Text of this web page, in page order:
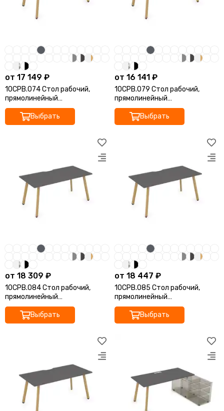
от 17 149 ₽
10СРВ.074 Стол рабочий,
прямолинейный
(1600*700*750)
Выбрать
от 16 141 ₽
10СРВ.079 Стол рабочий,
прямолинейный
(1400*700*750)
Выбрать
от 18 309 ₽
10СРВ.084 Стол рабочий,
прямолинейный
(1600*800*750)
Выбрать
от 18 447 ₽
10СРВ.085 Стол рабочий,
прямолинейный
(1800*800*750)
Выбрать